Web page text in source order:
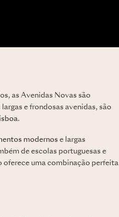
as Avenidas Novas são
e frondosas avenidas, são
.
modernos e largas
de escolas portuguesas e
oferece uma combinação perfeita